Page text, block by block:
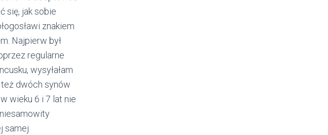
się, jak sobie
znakiem
Najpierw był
regularne
wysyłałam
też dwóch synów
wieku 6 i 7 lat nie
samej